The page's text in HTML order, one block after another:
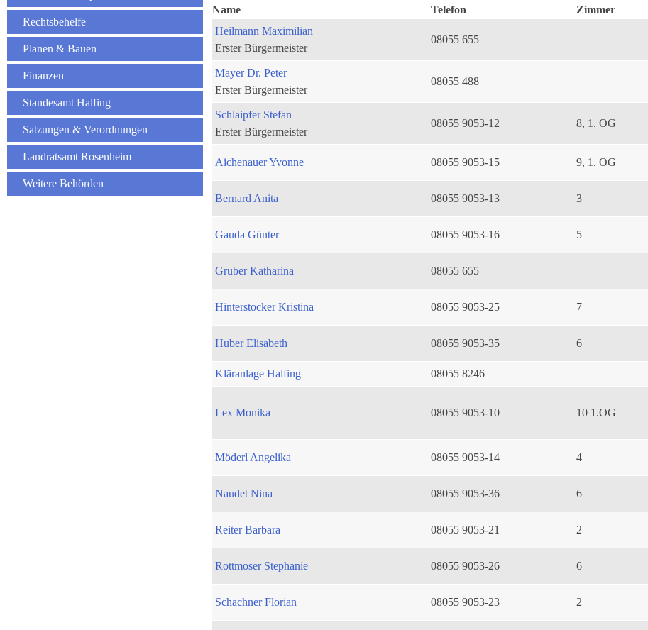
Rechtsbehelfe
Planen & Bauen
Finanzen
Standesamt Halfing
Satzungen & Verordnungen
Landratsamt Rosenheim
Weitere Behörden
Name
Telefon Zimmer
Heilmann Maximilian
Erster Bürgermeister
08055 655
Mayer Dr. Peter
Erster Bürgermeister
08055 488
Schlaipfer Stefan
Erster Bürgermeister
08055 9053-12 8, 1. OG
Aichenauer Yvonne 08055 9053-15 9, 1. OG
Bernard Anita 08055 9053-13 3
Gauda Günter 08055 9053-16 5
Gruber Katharina 08055 655
Hinterstocker Kristina 08055 9053-25 7
Huber Elisabeth 08055 9053-35 6
Kläranlage Halfing
08055 8246
Lex Monika 08055 9053-10
10 1.OG
Möderl Angelika 08055 9053-14 4
Naudet Nina 08055 9053-36 6
Reiter Barbara 08055 9053-21 2
Rottmoser Stephanie 08055 9053-26 6
Schachner Florian 08055 9053-23 2